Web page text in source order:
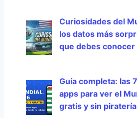
Curiosidades del
los datos más
que debes conocer
Guía completa: las
apps para ver el
gratis y sin piratería